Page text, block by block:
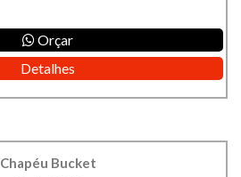
Orçar
Detalhes
Chapéu Bucket